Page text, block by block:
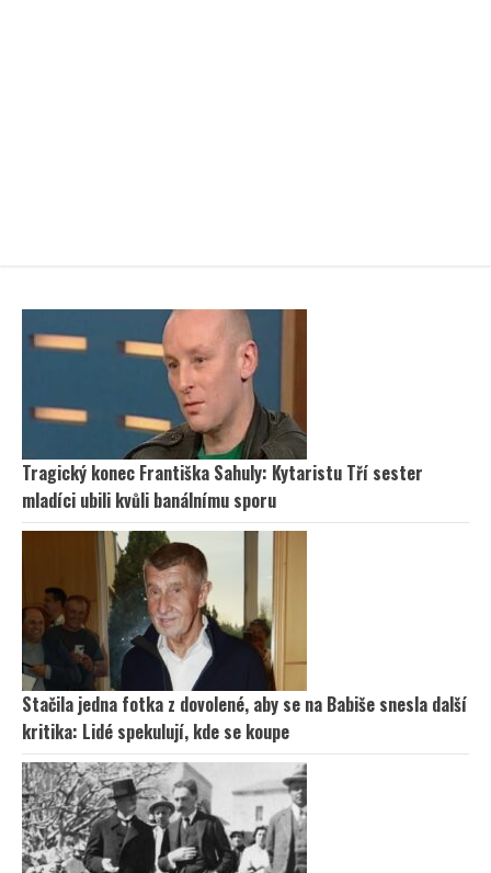
Tragický konec Františka Sahuly: Kytaristu Tří sester
mladíci ubili kvůli banálnímu sporu
Stačila jedna fotka z dovolené, aby se na Babiše snesla další
kritika: Lidé spekulují, kde se koupe